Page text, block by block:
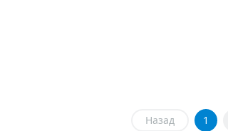
Назад 1